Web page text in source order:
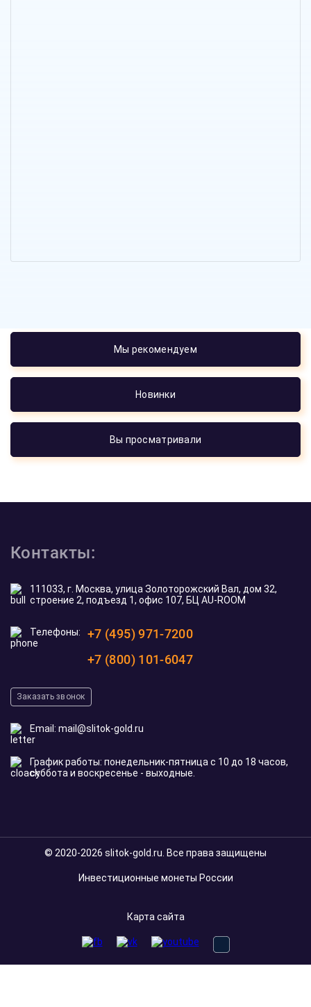
Мы рекомендуем
Новинки
Вы просматривали
Контакты:
111033, г. Москва, улица Золоторожский Вал, дом 32,
строение 2, подъезд 1, офис 107, БЦ AU-ROOM
Телефоны:
+7 (495) 971-7200
+7 (800) 101-6047
Заказать звонок
Email: mail@slitok-gold.ru
График работы: понедельник-пятница с 10 до 18 часов,
суббота и воскресенье - выходные.
© 2020-2026 slitok-gold.ru. Все права защищены
Инвестиционные монеты России
Карта сайта